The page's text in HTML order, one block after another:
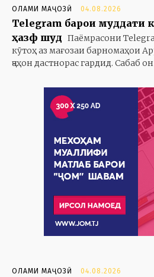
ОЛАМИ МАҶОЗӢ 04.08.2026
Telegram барои муддати
ҳазф шуд Паёмрасони
кӯтоҳ аз мағозаи барномаҳои
ҷаҳон дастнорас гардид. Сабаб
ОЛАМИ МАҶОЗӢ 04.08.2026